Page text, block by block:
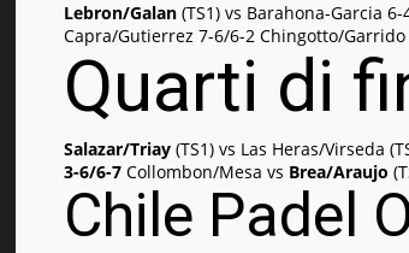
Lebron/Galan(TS1) vs Barahona-Garcia 6-
Capra/Gutierrez 7-6/6-2 Chingotto/Garrido
Quarti di
Salazar/Triay(TS1) vs Las Heras/Virseda
3-6/6-7Collombon/Mesa vs Brea/Araujo
Chile Padel